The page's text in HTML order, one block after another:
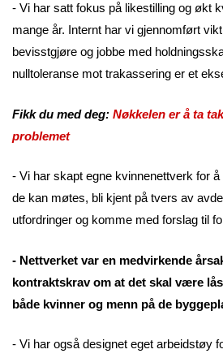
- Vi har satt fokus på likestilling og økt
mange år. Internt har vi gjennomført
bevisstgjøre og jobbe med
nulltoleranse mot trakassering er et
Fikk du med deg: Nøkkelen er å ta
problemet
- Vi har skapt egne kvinnenettverk for
de kan møtes, bli kjent på tvers av
utfordringer og komme med forslag til
- Nettverket var en medvirkende
kontraktskrav om at det skal være
både kvinner og menn på de
- Vi har også designet eget arbeidstøy